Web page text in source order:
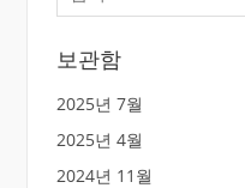
보관함
2025년 7월
2025년 4월
2024년 11월